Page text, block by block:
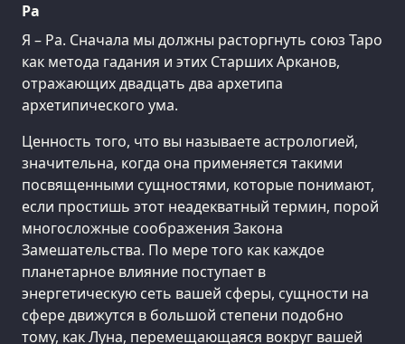
Ра
Я – Ра. Сначала мы должны расторгнуть союз Таро
как метода гадания и этих Старших Арканов,
отражающих двадцать два архетипа
архетипического ума.
Ценность того, что вы называете астрологией,
значительна, когда она применяется такими
посвященными сущностями, которые понимают,
если простишь этот неадекватный термин, порой
многосложные соображения Закона
Замешательства. По мере того как каждое
планетарное влияние поступает в
энергетическую сеть вашей сферы, сущности на
сфере движутся в большой степени подобно
тому, как Луна, перемещающаяся вокруг вашей